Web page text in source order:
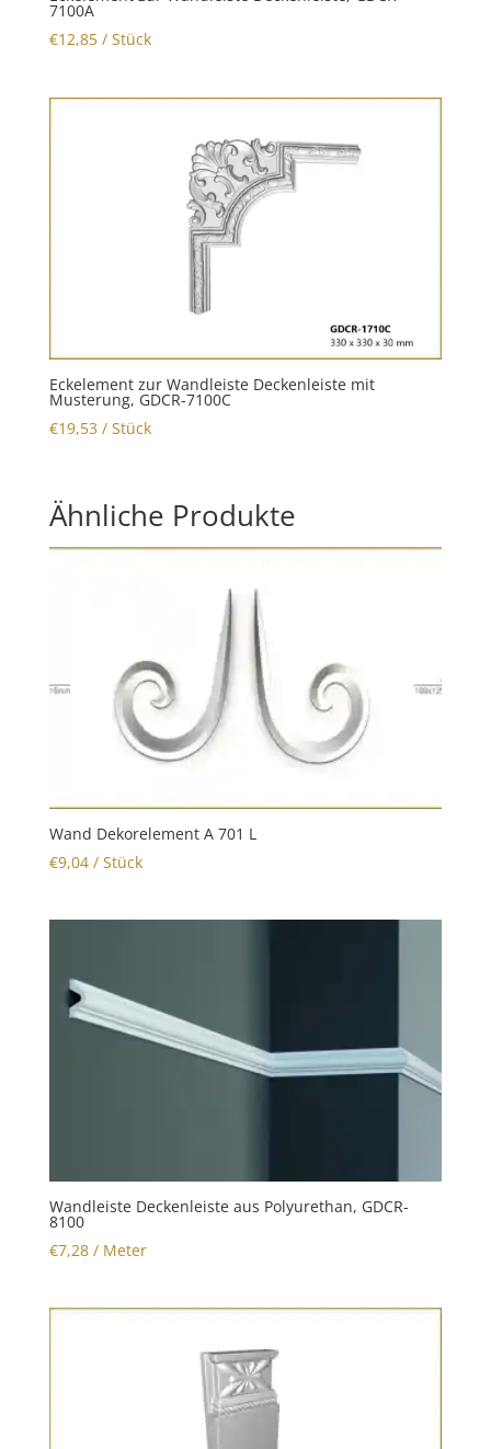
7100A
€12,85/ Stück
Eckelement zur Wandleiste Deckenleiste mit
Musterung, GDCR-7100C
€19,53 / Stück
Ähnliche Produkte
Wand Dekorelement A 701 L
€9,04/ Stück
Wandleiste Deckenleiste aus Polyurethan, GDCR-
8100
€7,28/ Meter